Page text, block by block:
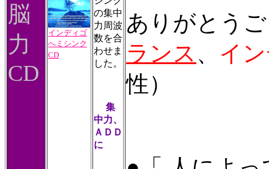
脳
力
CD
インディゴ
へミシンク
CD
の集中
力周波
数を合
わせま
した。
集
中力、
ＡＤＤ
に
ありがとう
ランス 、 イ
性）